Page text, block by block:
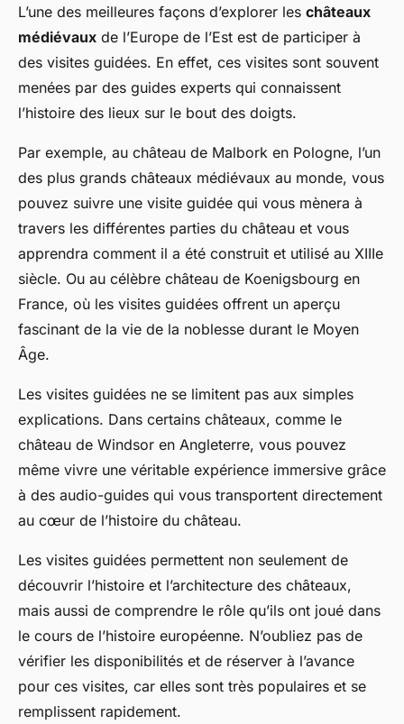
L’une des meilleures façons d’explorer les châteaux
médiévaux de l’Europe de l’Est est de participer à
des visites guidées. En effet, ces visites sont souvent
menées par des guides experts qui connaissent
l’histoire des lieux sur le bout des doigts.
Par exemple, au château de Malbork en Pologne, l’un
des plus grands châteaux médiévaux au monde, vous
pouvez suivre une visite guidée qui vous mènera à
travers les différentes parties du château et vous
apprendra comment il a été construit et utilisé au XIIIe
siècle. Ou au célèbre château de Koenigsbourg en
France, où les visites guidées offrent un aperçu
fascinant de la vie de la noblesse durant le Moyen
Âge.
Les visites guidées ne se limitent pas aux simples
explications. Dans certains châteaux, comme le
château de Windsor en Angleterre, vous pouvez
même vivre une véritable expérience immersive grâce
à des audio-guides qui vous transportent directement
au cœur de l’histoire du château.
Les visites guidées permettent non seulement de
découvrir l’histoire et l’architecture des châteaux,
mais aussi de comprendre le rôle qu’ils ont joué dans
le cours de l’histoire européenne. N’oubliez pas de
vérifier les disponibilités et de réserver à l’avance
pour ces visites, car elles sont très populaires et se
remplissent rapidement.